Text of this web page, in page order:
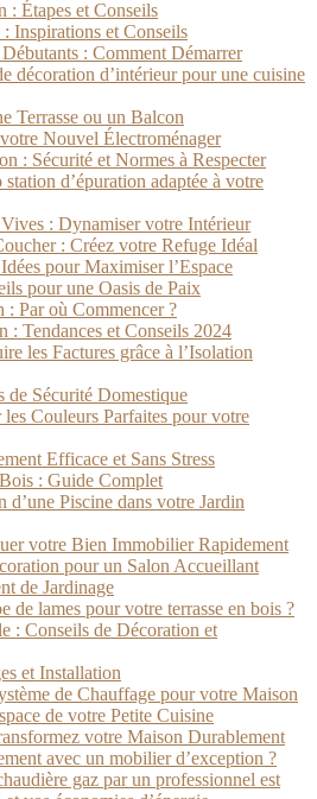
: Étapes et Conseils
Inspirations et Conseils
: Comment Démarrer
décoration d’intérieur pour une cuisine
Terrasse ou un Balcon
Nouvel Électroménager
: Sécurité et Normes à Respecter
d’épuration adaptée à votre
: Dynamiser votre Intérieur
: Créez votre Refuge Idéal
pour Maximiser l’Espace
pour une Oasis de Paix
Par où Commencer ?
: Tendances et Conseils 2024
les Factures grâce à l’Isolation
de Sécurité Domestique
Couleurs Parfaites pour votre
Efficace et Sans Stress
: Guide Complet
Piscine dans votre Jardin
votre Bien Immobilier Rapidement
pour un Salon Accueillant
de Jardinage
de lames pour votre terrasse en bois ?
: Conseils de Décoration et
et Installation
de Chauffage pour votre Maison
de votre Petite Cuisine
votre Maison Durablement
avec un mobilier d’exception ?
gaz par un professionnel est